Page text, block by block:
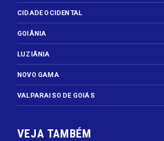
CIDADE OCIDENTAL
GOIÂNIA
LUZIÂNIA
NOVO GAMA
VALPARAISO DE GOIÁS
VEJA TAMBÉM